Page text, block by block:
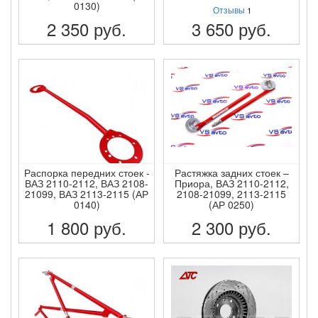
0130)
2 350 руб.
ПОДРОБНЕЕ
Отзывы 1
3 650 руб.
ПОДРОБНЕЕ
Распорка передних стоек -
ВАЗ 2110-2112, ВАЗ 2108-
21099, ВАЗ 2113-2115 (АР
0140)
1 800 руб.
ПОДРОБНЕЕ
Растяжка задних стоек –
Приора, ВАЗ 2110-2112,
2108-21099, 2113-2115
(АР 0250)
2 300 руб.
ПОДРОБНЕЕ